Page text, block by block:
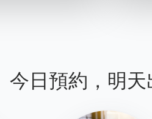
今日預約，明天